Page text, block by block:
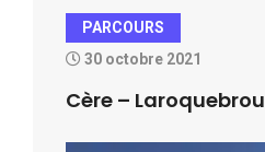
PARCOURS
30 octobre 2021
Cère – Laroquebrou